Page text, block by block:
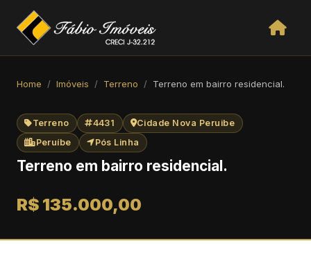
Home Imóveis Terreno Terreno em bairro residencial.
Terreno 4431
Cidade Nova Peruibe
Peruíbe
Pós Linha
Terreno em bairro residencial.
R$ 135.000,00